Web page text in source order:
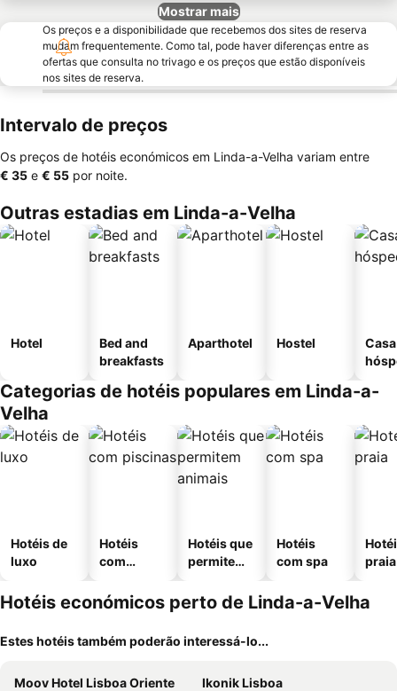
Mostrar mais
Os preços e a disponibilidade que recebemos dos sites de reserva
mudam frequentemente. Como tal, pode haver diferenças entre as
ofertas que consulta no trivago e os preços que estão disponíveis
nos sites de reserva.
Intervalo de preços
Os preços de hotéis económicos em Linda-a-Velha variam entre
‎€ 35 e ‎€ 55 por noite.
Outras estadias em Linda-a-Velha
Hotel
Bed and
breakfasts
Aparthotel Hostel
Categorias de hotéis populares em Linda-a-
Velha
Hotéis de
luxo
Hotéis
com
Hotéis que
permitem
Hotéis
com spa
praia
Hotéis económicos perto de Linda-a-Velha
Estes hotéis também poderão interessá-lo...
Moov Hotel Lisboa Oriente
Ikonik Lisboa